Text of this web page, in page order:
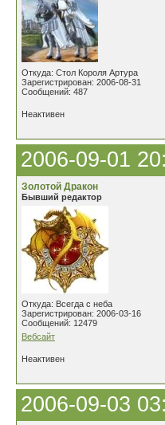
Откуда: Стол Короля Артура
Зарегистрирован: 2006-08-31
Сообщений: 487
Неактивен
2006-09-01
Золотой Дракон
Бывший редактор
Откуда: Всегда с неба
Зарегистрирован: 2006-03-16
Сообщений: 12479
Вебсайт
Неактивен
2006-09-03